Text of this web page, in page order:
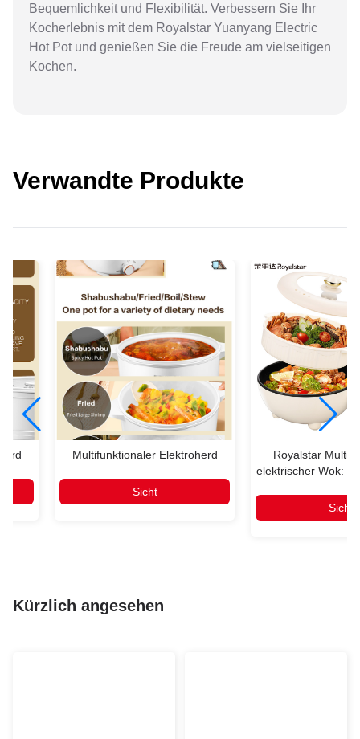
Bequemlichkeit und Flexibilität. Verbessern Sie Ihr
Kocherlebnis mit dem Royalstar Yuanyang Electric
Hot Pot und genießen Sie die Freude am vielseitigen
Kochen.
Verwandte Produkte
Multifunktionaler Elektroherd
Sicht
Royalstar
elektrischer Wok:
Sicht
Kürzlich angesehen